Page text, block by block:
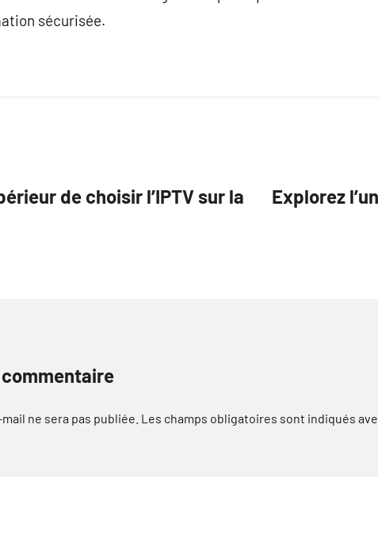
sécurisée.
de choisir l’IPTV sur la
Explorez
ne sera pas publiée. Les champs obligatoires sont indiqués